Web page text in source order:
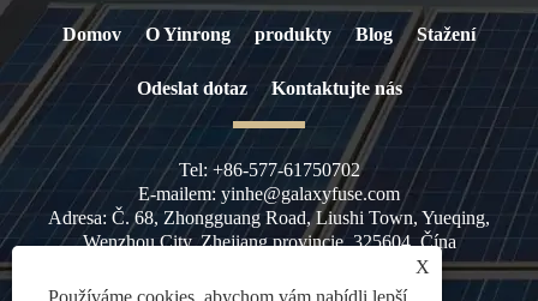
Domov O Yinrong produkty Blog Stažení
Odeslat dotaz Kontaktujte nás
Tel: +86-577-61750702
E-mailem: yinhe@galaxyfuse.com
Adresa: Č. 68, Zhongguang Road, Liushi Town, Yueqing,
Wenzhou City, Zhejiang provincie, 325604, Čína
X
Používáme cookies, abychom vám nabídli lepší